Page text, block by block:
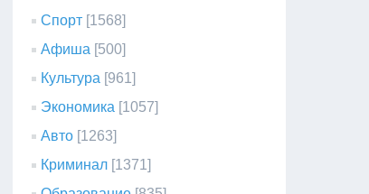
Спорт [1568]
Афиша [500]
Культура [961]
Экономика [1057]
Авто [1263]
Криминал [1371]